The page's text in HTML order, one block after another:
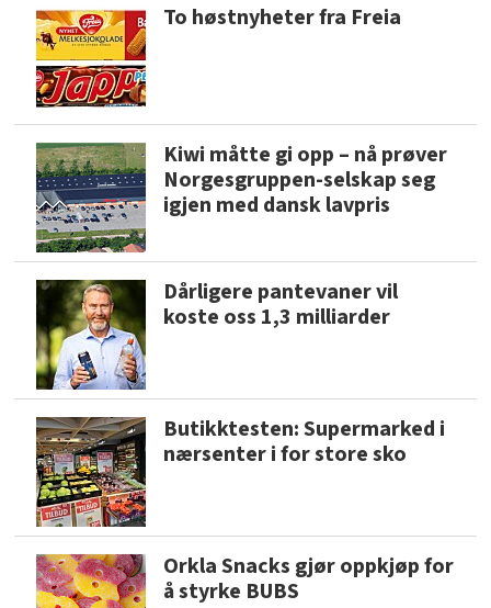
To høstnyheter fra Freia
Kiwi måtte gi opp – nå prøver
Norgesgruppen-selskap seg
igjen med dansk lavpris
Dårligere pantevaner vil
koste oss 1,3 milliarder
Butikktesten: Supermarked i
nærsenter i for store sko
Orkla Snacks gjør oppkjøp for
å styrke BUBS